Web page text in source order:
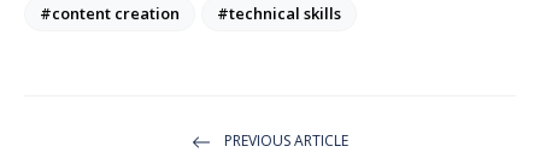
#content creation
#technical skills
PREVIOUS ARTICLE